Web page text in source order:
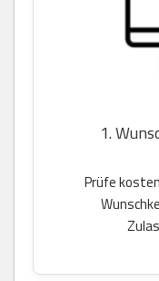
1.
Prüfe